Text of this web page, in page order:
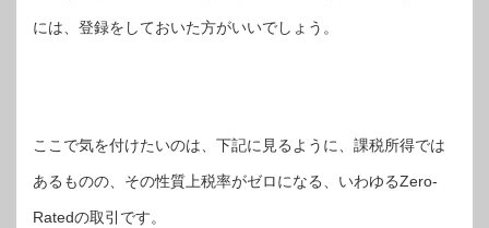
には、登録をしておいた方がいいでしょう。
ここで気を付けたいのは、下記に見るように、課税所得では
あるものの、その性質上税率がゼロになる、いわゆるZero-
Ratedの取引です。